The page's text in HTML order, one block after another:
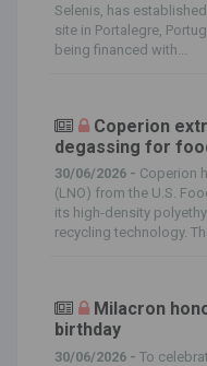
Selenis, has
site in Portalegre,
being financed with...
Coperion
degassing for
30/06/2026 - Coperion
(LNO) from the U.S.
its high-density
recycling technology.
Milacron
birthday
30/06/2026 - To